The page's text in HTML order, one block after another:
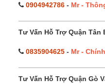
0904942786 - Mr -
Tư Vấn Hỗ Trợ Quận Tân
0835904625 - Mr - Chính
Tư Vấn Hỗ Trợ Quận Gò